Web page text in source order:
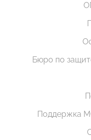
Бюро по
Поддержка